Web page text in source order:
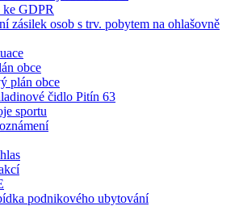
ke GDPR
zásilek osob s trv. pobytem na ohlašovně
obce
plán obce
čidlo Pitín 63
sportu
podnikového ubytování